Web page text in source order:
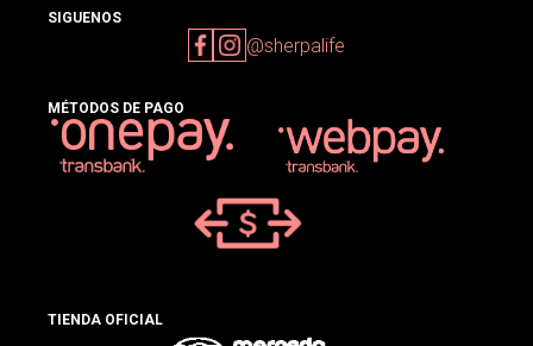
SIGUENOS
@sherpalife
MÉTODOS DE PAGO
TIENDA OFICIAL